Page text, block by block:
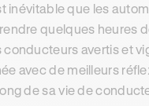
inévitable que les
quelques heures
conducteurs avertis et
avec de meilleurs
de sa vie de